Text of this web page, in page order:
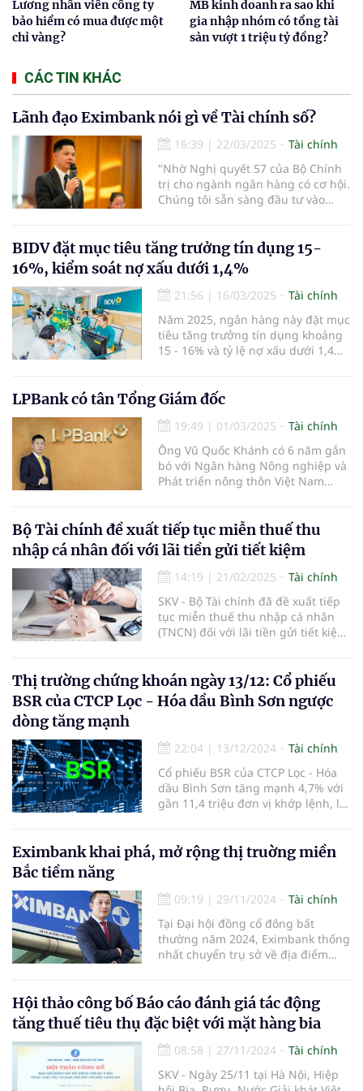
Lương nhân viên công ty
bảo hiểm có mua được một
chỉ vàng?
MB kinh doanh ra sao khi
gia nhập nhóm có tổng tài
sản vượt 1 triệu tỷ đồng?
CÁC TIN KHÁC
Lãnh đạo Eximbank nói gì về Tài chính số?
16:39 | 22/03/2025
Tài chính
"Nhờ Nghị quyết 57 của Bộ Chính
trị cho ngành ngân hàng có cơ hội.
Chúng tôi sẵn sàng đầu tư vào
thành viên HĐQT Ngân hàng TMCP
Eximbank nhấn mạnh.
BIDV đặt mục tiêu tăng trưởng tín dụng 15-
16%, kiểm soát nợ xấu dưới 1,4%
21:56 | 16/03/2025
Tài chính
Năm 2025, ngân hàng này đặt mục
tiêu tăng trưởng tín dụng khoảng
15 - 16% và tỷ lệ nợ xấu dưới 1,4%.
cổ phiếu từ nguồn ợi nhuận sau
2023.
LPBank có tân Tổng Giám đốc
19:49 | 01/03/2025
Tài chính
Ông Vũ Quốc Khánh có 6 năm gắn
bó với Ngân hàng Nông nghiệp và
Phát triển nông thôn Việt Nam
Bộ Tài chính đề xuất tiếp tục miễn thuế thu
nhập cá nhân đối với lãi tiền gửi tiết kiệm
14:19 | 21/02/2025
Tài chính
SKV - Bộ Tài chính đã đề xuất tiếp
tục miễn thuế thu nhập cá nhân
(TNCN) đối với lãi tiền gửi tiết kiệm,
trợ nguồn vốn cho nền kinh tế.
Thị trường chứng khoán ngày 13/12: Cổ phiếu
BSR của CTCP Lọc - Hóa dầu Bình Sơn ngược
dòng tăng mạnh
22:04 | 13/12/2024
Tài chính
Cổ phiếu BSR của CTCP Lọc - Hóa
dầu Bình Sơn tăng mạnh 4,7% với
gần 11,4 triệu đơn vị khớp lệnh, là
Eximbank khai phá, mở rộng thị truờng miền
Bắc tiềm năng
09:19 | 29/11/2024
Tài chính
Tại Đại hội đồng cổ đông bất
thường năm 2024, Eximbank thống
nhất chuyển trụ sở về địa điểm
Nội.
Hội thảo công bố Báo cáo đánh giá tác động
tăng thuế tiêu thụ đặc biệt với mặt hàng bia
08:58 | 27/11/2024
Tài chính
SKV - Ngày 25/11 tại Hà Nội, Hiệp